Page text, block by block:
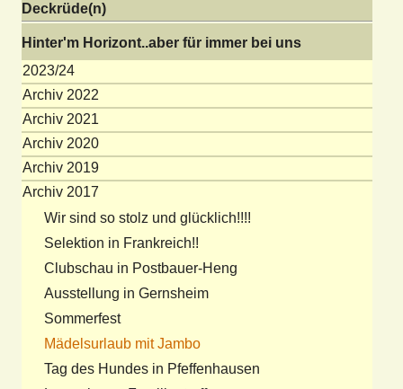
Deckrüde(n)
Hinter'm Horizont..aber für immer bei uns
2023/24
Archiv 2022
Archiv 2021
Archiv 2020
Archiv 2019
Archiv 2017
Wir sind so stolz und glücklich!!!!
Selektion in Frankreich!!
Clubschau in Postbauer-Heng
Ausstellung in Gernsheim
Sommerfest
Mädelsurlaub mit Jambo
Tag des Hundes in Pfeffenhausen